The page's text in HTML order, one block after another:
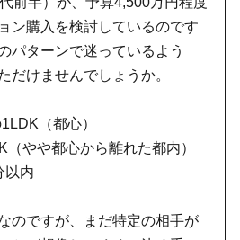
ン購入を検討しているのです
パターンで迷っているよう
だけませんでしょうか。
（都心）
やや都心から離れた都内）
以内
のですが、まだ特定の相手が